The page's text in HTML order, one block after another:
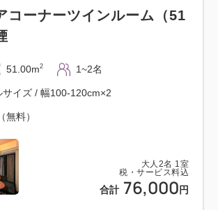
大人 2名 1室
税・サービス料込
合計 76,000 円
コーナーツインルーム（51
51.00m2 1~2名
サイズ / 幅100-120cm×2
無料）